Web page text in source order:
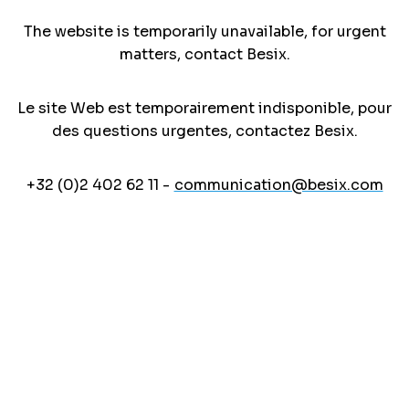
The website is temporarily unavailable, for urgent
matters, contact Besix.
Le site Web est temporairement indisponible, pour
des questions urgentes, contactez Besix.
+32 (0)2 402 62 11 - communication@besix.com